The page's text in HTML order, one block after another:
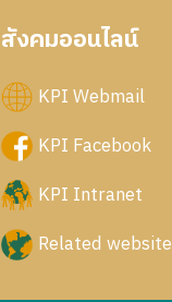
สังคมออนไลน์
KPI Webmail
KPI Facebook
KPI Intranet
Related website